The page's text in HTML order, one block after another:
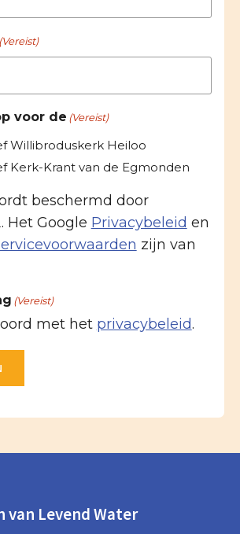
(Vereist)
voor de (Vereist)
Willibroduskerk Heiloo
Kerk-Krant van de Egmonden
beschermd door
Het Google Privacybeleid en
zijn van
(Vereist)
met het privacybeleid.
van Levend Water